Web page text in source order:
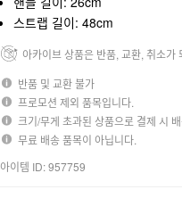
스트랩 길이: 48cm
아카이브 상품은 반품, 교환, 취소가
반품 및 교환 불가
프로모션 제외 품목입니다.
크기/무게 초과된 상품으로 결제 시
무료 배송 품목이 아닙니다.
아이템 ID: 957759